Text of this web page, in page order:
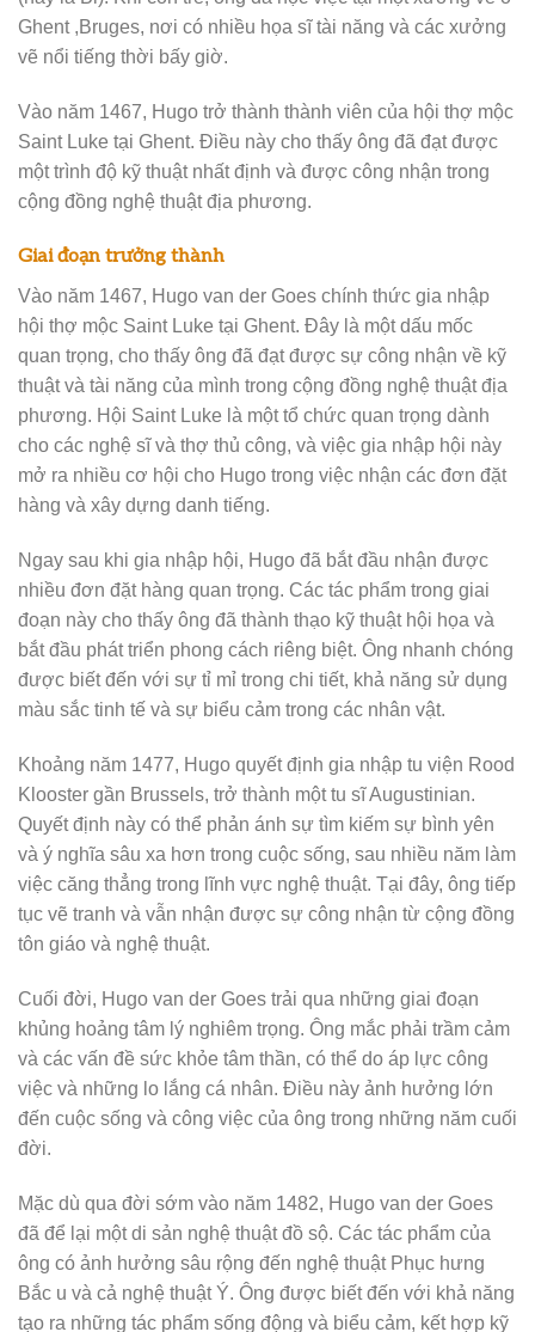
Ghent ,Bruges, nơi có nhiều họa sĩ tài năng và các xưởng
vẽ nổi tiếng thời bấy giờ.
Vào năm 1467, Hugo trở thành thành viên của hội thợ mộc
Saint Luke tại Ghent. Điều này cho thấy ông đã đạt được
một trình độ kỹ thuật nhất định và được công nhận trong
cộng đồng nghệ thuật địa phương.
Giai đoạn trưởng thành
Vào năm 1467, Hugo van der Goes chính thức gia nhập
hội thợ mộc Saint Luke tại Ghent. Đây là một dấu mốc
quan trọng, cho thấy ông đã đạt được sự công nhận về kỹ
thuật và tài năng của mình trong cộng đồng nghệ thuật địa
phương. Hội Saint Luke là một tổ chức quan trọng dành
cho các nghệ sĩ và thợ thủ công, và việc gia nhập hội này
mở ra nhiều cơ hội cho Hugo trong việc nhận các đơn đặt
hàng và xây dựng danh tiếng.
Ngay sau khi gia nhập hội, Hugo đã bắt đầu nhận được
nhiều đơn đặt hàng quan trọng. Các tác phẩm trong giai
đoạn này cho thấy ông đã thành thạo kỹ thuật hội họa và
bắt đầu phát triển phong cách riêng biệt. Ông nhanh chóng
được biết đến với sự tỉ mỉ trong chi tiết, khả năng sử dụng
màu sắc tinh tế và sự biểu cảm trong các nhân vật.
Khoảng năm 1477, Hugo quyết định gia nhập tu viện Rood
Klooster gần Brussels, trở thành một tu sĩ Augustinian.
Quyết định này có thể phản ánh sự tìm kiếm sự bình yên
và ý nghĩa sâu xa hơn trong cuộc sống, sau nhiều năm làm
việc căng thẳng trong lĩnh vực nghệ thuật. Tại đây, ông tiếp
tục vẽ tranh và vẫn nhận được sự công nhận từ cộng đồng
tôn giáo và nghệ thuật.
Cuối đời, Hugo van der Goes trải qua những giai đoạn
khủng hoảng tâm lý nghiêm trọng. Ông mắc phải trầm cảm
và các vấn đề sức khỏe tâm thần, có thể do áp lực công
việc và những lo lắng cá nhân. Điều này ảnh hưởng lớn
đến cuộc sống và công việc của ông trong những năm cuối
đời.
Mặc dù qua đời sớm vào năm 1482, Hugo van der Goes
đã để lại một di sản nghệ thuật đồ sộ. Các tác phẩm của
ông có ảnh hưởng sâu rộng đến nghệ thuật Phục hưng
Bắc u và cả nghệ thuật Ý. Ông được biết đến với khả năng
tạo ra những tác phẩm sống động và biểu cảm, kết hợp kỹ